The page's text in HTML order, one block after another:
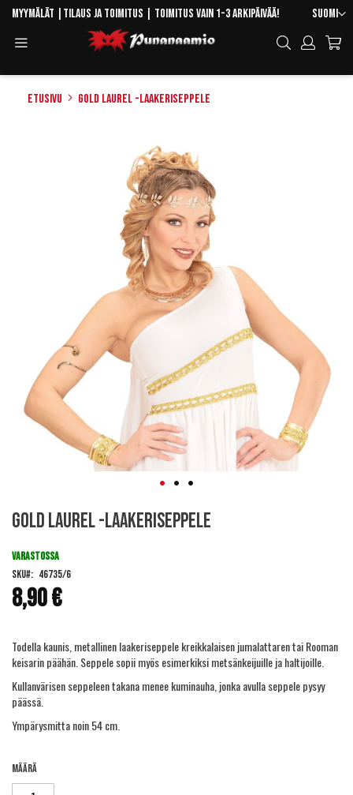
Skip
Content
Kieli
Suomi
Myymälät Tilaus ja toimitus | Toimitus vain 1-3 arkipäivää!
Hae
Etusivu Gold Laurel -laakeriseppele
to
beginning
the
images
gallery
Gold Laurel -laakeriseppele
8,90 €
VARASTOSSA
SKU
46735/6
Todella kaunis, metallinen laakeriseppele kreikkalaisen jumalattaren tai Rooman
keisarin päähän. Seppele sopii myös esimerkiksi metsänkeijuille ja haltijoille.
Kullanvärisen seppeleen takana menee kuminauha, jonka avulla seppele pysyy
päässä.
Ympärysmitta noin 54 cm.
Määrä